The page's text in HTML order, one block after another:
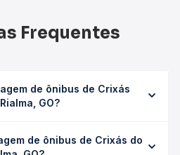
Frequentes
de ônibus de Crixás
GO?
7h, podendo variar conforme a
de ônibus de Crixás do